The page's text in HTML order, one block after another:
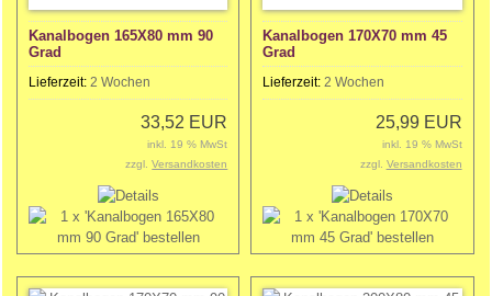
Kanalbogen 165X80 mm 90
Grad
Lieferzeit: 2 Wochen
33,52 EUR
inkl. 19 % MwSt
zzgl.Versandkosten
Kanalbogen 170X70 mm 45
Grad
Lieferzeit:2 Wochen
25,99 EUR
inkl. 19 % MwSt
zzgl. Versandkosten